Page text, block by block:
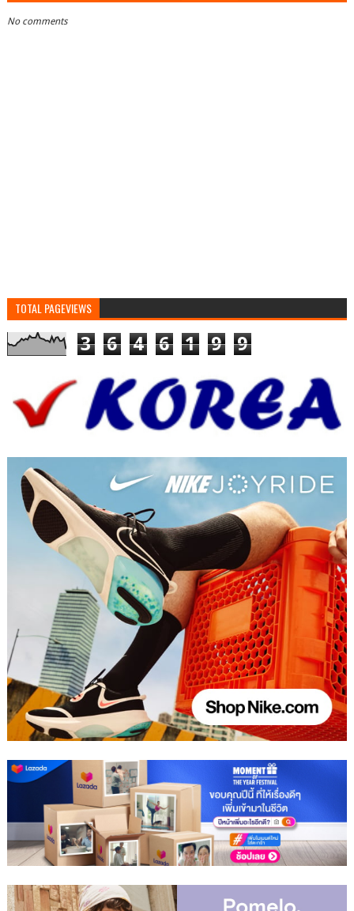
No comments
TOTAL PAGEVIEWS
3 6 4 6 1 9 9